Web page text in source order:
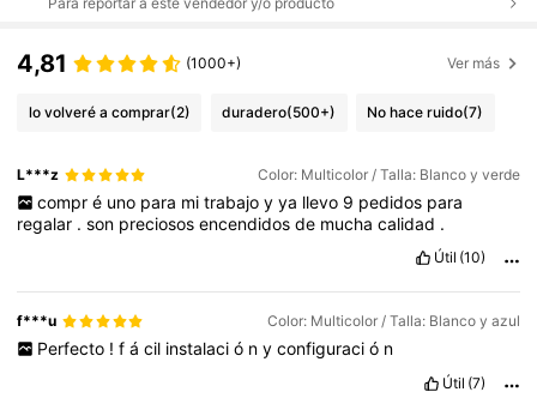
4,81 (1000+) Ver más
lo volveré a comprar(2) duradero(500+) No hace ruido(7)
L***z Color: Multicolor / Talla: Blanco y verde
compr é uno para mi trabajo y ya llevo 9 pedidos para
regalar .son preciososencendidosde muchacalidad .
Útil (10)
f***u Color: Multicolor / Talla: Blanco y azul
Perfecto ! f á cil instalaci ó n y configuraci ó n
Útil (7)